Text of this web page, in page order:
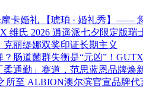
卡婚礼 【琥珀 · 婚礼秀】——
维氏 2026 逍遥派七夕限定版
克丽缇娜双奖印证长期主义
？肠道菌群失衡是“元凶”！
柔通勤」赛道，范思蓝恩品牌焕
所至 ALBION澳尔滨官宣品牌